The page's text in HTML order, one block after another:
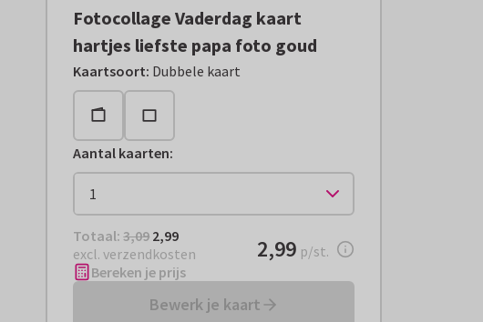
Fotocollage Vaderdag kaart
hartjes liefste papa foto goud
Kaartsoort: Dubbele kaart
Aantal kaarten:
Totaal: € 2,99
Totaal: 3,09 2,99
excl. verzendkosten
€ 2,99per stuk
2,99 p/st.
Bereken je prijs
Bewerk je kaart